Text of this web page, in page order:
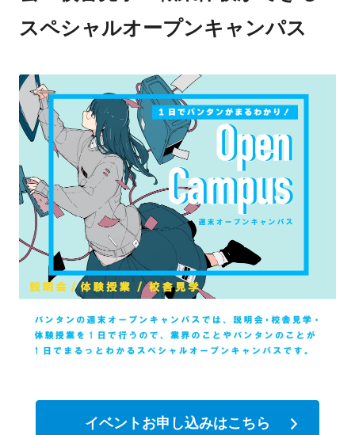
スペシャルオープンキャンパス
イベントお申し込みはこちら